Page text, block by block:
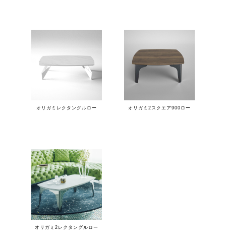
オリガミレクタングルロー オリガミ2スクエア900ロー
オリガミ2レクタングルロー